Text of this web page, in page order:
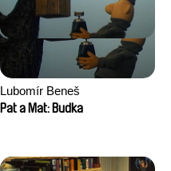
Lubomír Beneš
Pat a Mat: Budka